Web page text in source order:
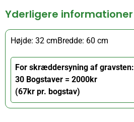
Yderligere informationer
Højde: 32 cmBredde: 60 cm
For skræddersyning af gravsten:
30 Bogstaver = 2000kr
(67kr pr. bogstav)